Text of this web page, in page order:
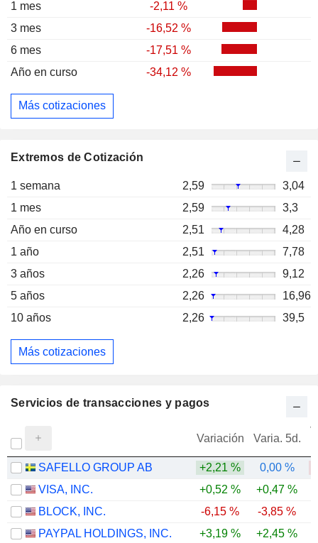
1 mes
-2,11 %
3 mes
-16,52 %
6 mes
-17,51 %
Año en curso
-34,12 %
Más cotizaciones
Extremos de Cotización
1 semana 2,59
3,04
1 mes
2,59
3,3
Año en curso
2,51
4,28
1 año
2,51
7,78
3 años
2,26
9,12
5 años
2,26
16,96
10 años
2,26 39,5
Más cotizaciones
Servicios de transacciones y pagos
Variación Varia. 5d.
SAFELLO GROUP AB +2,21 % 0,00 %
VISA, INC.
+0,52 % +0,47 %
BLOCK, INC.
-6,15 % -3,85 %
PAYPAL HOLDINGS, INC.
+3,19 % +2,45 %